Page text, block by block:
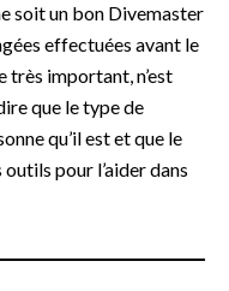
soit un bon Divemaster
effectuées avant le
très important, n’est
que le type de
qu’il est et que le
pour l’aider dans